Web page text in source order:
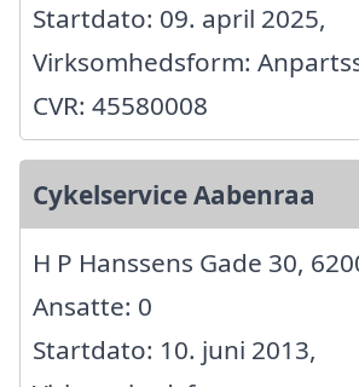
Startdato: 09. april 2025,
Virksomhedsform:
CVR: 45580008
Cykelservice Aabenraa
H P Hanssens Gade 30,
Ansatte: 0
Startdato: 10. juni 2013,